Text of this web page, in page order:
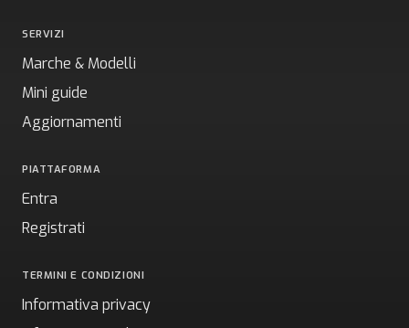
SERVIZI
Marche & Modelli
Mini guide
Aggiornamenti
PIATTAFORMA
Entra
Registrati
TERMINI E CONDIZIONI
Informativa privacy